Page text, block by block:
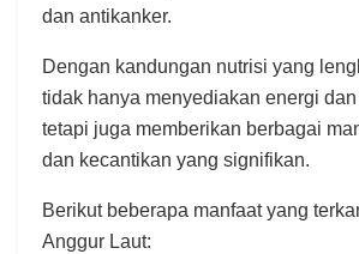
dan antikanker.
Dengan kandungan nutrisi yang
tidak hanya menyediakan energi
tetapi juga memberikan berbagai
dan kecantikan yang signifikan.
Berikut beberapa manfaat yang
Anggur Laut: